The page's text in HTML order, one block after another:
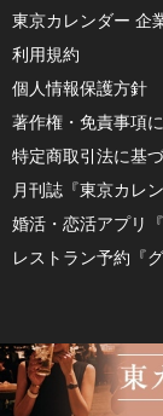
東京カレンダー 企
利用規約
個人情報保護方針
著作権・免責事項
特定商取引法に基
月刊誌『東京カレン
婚活・恋活アプリ
レストラン予約『